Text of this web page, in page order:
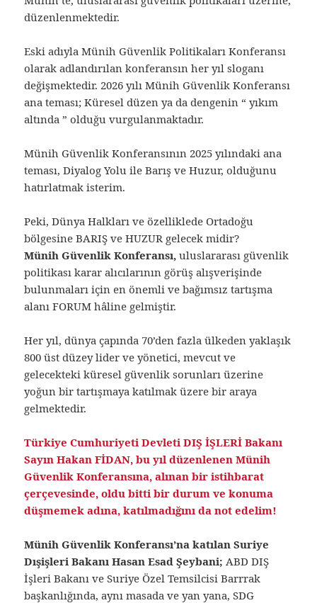
düzenlenmektedir.
Eski adıyla Münih Güvenlik Politikaları Konferansı
olarak adlandırılan konferansın her yıl sloganı
değişmektedir. 2026 yılı Münih Güvenlik Konferansı
ana teması; Küresel düzen ya da dengenin “ yıkım
altında ” olduğu vurgulanmaktadır.
Münih Güvenlik Konferansının 2025 yılındaki ana
teması, Diyalog Yolu ile Barış ve Huzur, olduğunu
hatırlatmak isterim.
Peki, Dünya Halkları ve özelliklede Ortadoğu
bölgesine BARIŞ ve HUZUR gelecek midir?
Münih Güvenlik Konferansı, uluslararası güvenlik
politikası karar alıcılarının görüş alışverişinde
bulunmaları için en önemli ve bağımsız tartışma
alanı FORUM hâline gelmiştir.
Her yıl, dünya çapında 70’den fazla ülkeden yaklaşık
800 üst düzey lider ve yönetici, mevcut ve
gelecekteki küresel güvenlik sorunları üzerine
yoğun bir tartışmaya katılmak üzere bir araya
gelmektedir.
Türkiye Cumhuriyeti Devleti DIŞ İŞLERİ Bakanı
Sayın Hakan FİDAN, bu yıl düzenlenen Münih
Güvenlik Konferansına, alınan bir istihbarat
çerçevesinde, oldu bitti bir durum ve konuma
düşmemek adına, katılmadığını da not edelim!
Münih Güvenlik Konferansı’na katılan Suriye
Dışişleri Bakanı Hasan Esad Şeybani; ABD DIŞ
İşleri Bakanı ve Suriye Özel Temsilcisi Barrrak
başkanlığında, aynı masada ve yan yana, SDG